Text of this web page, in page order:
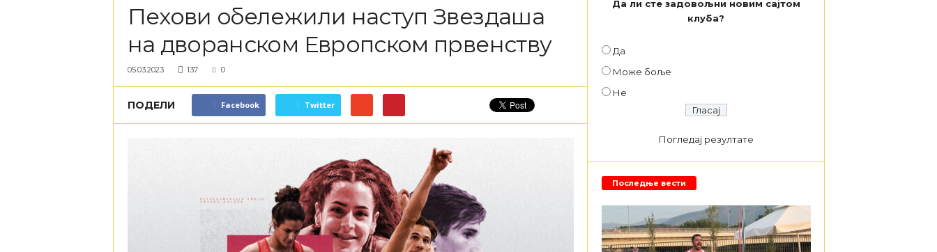
Пехови обележили наступ Звездаша
на дворанском Европском првенству
05.03.2023 137 0
ПОДЕЛИ Facebook Twitter
Да ли сте задовољни новим сајтом
клуба?
Да
Може боље
Не
Погледај резултате
Последње вести